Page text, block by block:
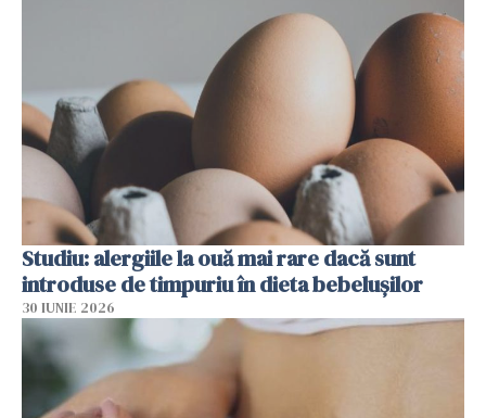
Studiu: alergiile la ouă mai rare dacă sunt
introduse de timpuriu în dieta bebelușilor
30 IUNIE 2026